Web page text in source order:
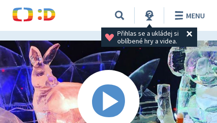
Přihlas se a ukládej si
oblíbené hry a videa.
MENU